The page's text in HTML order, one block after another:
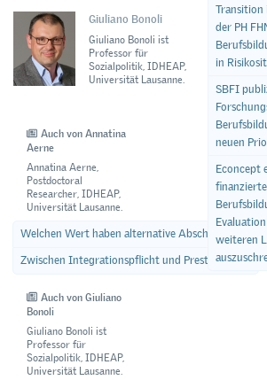
Giuliano Bonoli
Giuliano Bonoli ist
Professor für
Sozialpolitik, IDHEAP,
Universität Lausanne.
Auch von Annatina
Aerne
Annatina Aerne,
Postdoctoral
Researcher, IDHEAP,
Universität Lausanne.
Welchen Wert haben alternative Abschlüsse auf
Zwischen Integrationspflicht und Prestigepflege
Auch von Giuliano
Bonoli
Giuliano Bonoli ist
Professor für
Sozialpolitik, IDHEAP,
Universität Lausanne.
Transition
der PH
in
SBFI
neuen
Econcept
finanzierte
weiteren